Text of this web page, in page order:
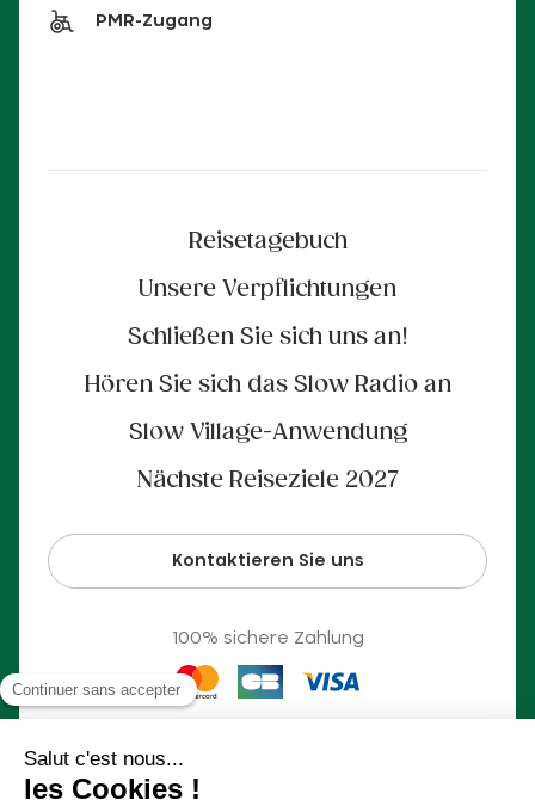
PMR-Zugang
Reisetagebuch
Unsere Verpflichtungen
Schließen Sie sich uns an!
Hören Sie sich das Slow Radio an
Slow Village-Anwendung
Nächste Reiseziele 2027
Kontaktieren Sie uns
100% sichere Zahlung